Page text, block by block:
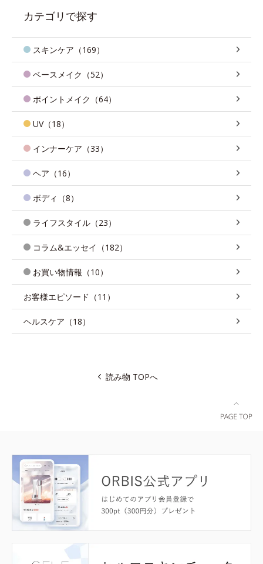
カテゴリで探す
スキンケア（169）
ベースメイク（52）
ポイントメイク（64）
UV（18）
インナーケア（33）
ヘア（16）
ボディ（8）
ライフスタイル（23）
コラム&エッセイ（182）
お買い物情報（10）
お客様エピソード（11）
ヘルスケア（18）
読み物 TOPへ